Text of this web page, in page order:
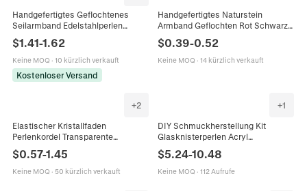
Handgefertigtes Geflochtenes
Seilarmband Edelstahlperlen
Verstellbarer Buchstabenanhänger
Modeschmuck Damen
$1.41-1.62
Keine MOQ · 10 kürzlich verkauft
Kostenloser Versand
Handgefertigtes Naturstein
Armband Geflochten Rot Schwarz
Paar Schmuck Glücksgeschenk
$0.39-0.52
Keine MOQ · 14 kürzlich verkauft
+2
Elastischer Kristallfaden
Perlenkordel Transparente
Stretchschnur Für
Schmuckherstellung DIY Armband
Halskette Handwerk
$0.57-1.45
Keine MOQ · 50 kürzlich verkauft
+1
DIY Schmuckherstellung Kit
Glasknisterperlen Acryl
Buchstabenperlen
Legierungsanhänger Schere
Elastische Schnur Für Armband
$5.24-10.48
Keine MOQ · 112 Aufrufe